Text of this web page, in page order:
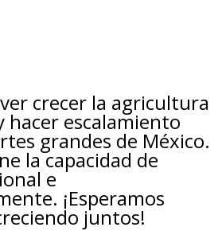
crecer la agricultura
hacer escalamiento
grandes de México.
la capacidad de
e
¡Esperamos
juntos!